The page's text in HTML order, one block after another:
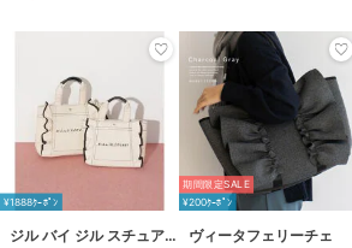
¥1888ｸｰﾎﾟﾝ
ジル バイ ジル スチュアー
期間限定SALE
¥200ｸｰﾎﾟﾝ
ヴィータフェリーチェ